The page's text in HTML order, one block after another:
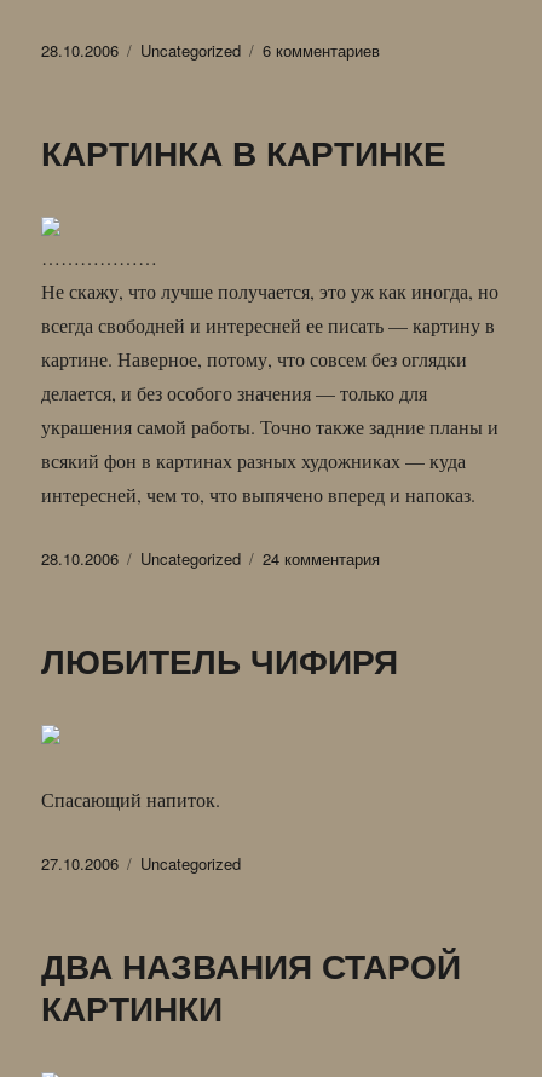
Опубликовано
28.10.2006 Рубрики
Uncategorized 6 комментариевк
КАРТИНКА В КАРТИНКЕ
………………
Не скажу, что лучше получается, это уж как иногда, но
всегда свободней и интересней ее писать — картину в
картине. Наверное, потому, что совсем без оглядки
делается, и без особого значения — только для
украшения самой работы. Точно также задние планы и
всякий фон в картинах разных художниках — куда
интересней, чем то, что выпячено вперед и напоказ.
Опубликовано
28.10.2006 Рубрики
Uncategorized 24 комментария
КАРТИНКЕ
ЛЮБИТЕЛЬ ЧИФИРЯ
Спасающий напиток.
Опубликовано
27.10.2006 Рубрики
Uncategorized
ДВА НАЗВАНИЯ СТАРОЙ
КАРТИНКИ